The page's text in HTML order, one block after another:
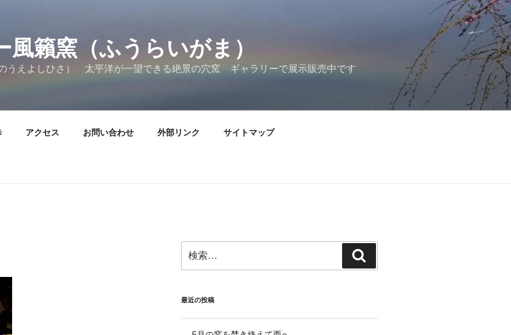
風籟窯（ふうらいがま）
うえよしひさ） 太平洋が一望できる絶景の穴窯 ギャラリーで展示販売中です
アクセス お問い合わせ 外部リンク サイトマップ
索:
索
最近の投稿